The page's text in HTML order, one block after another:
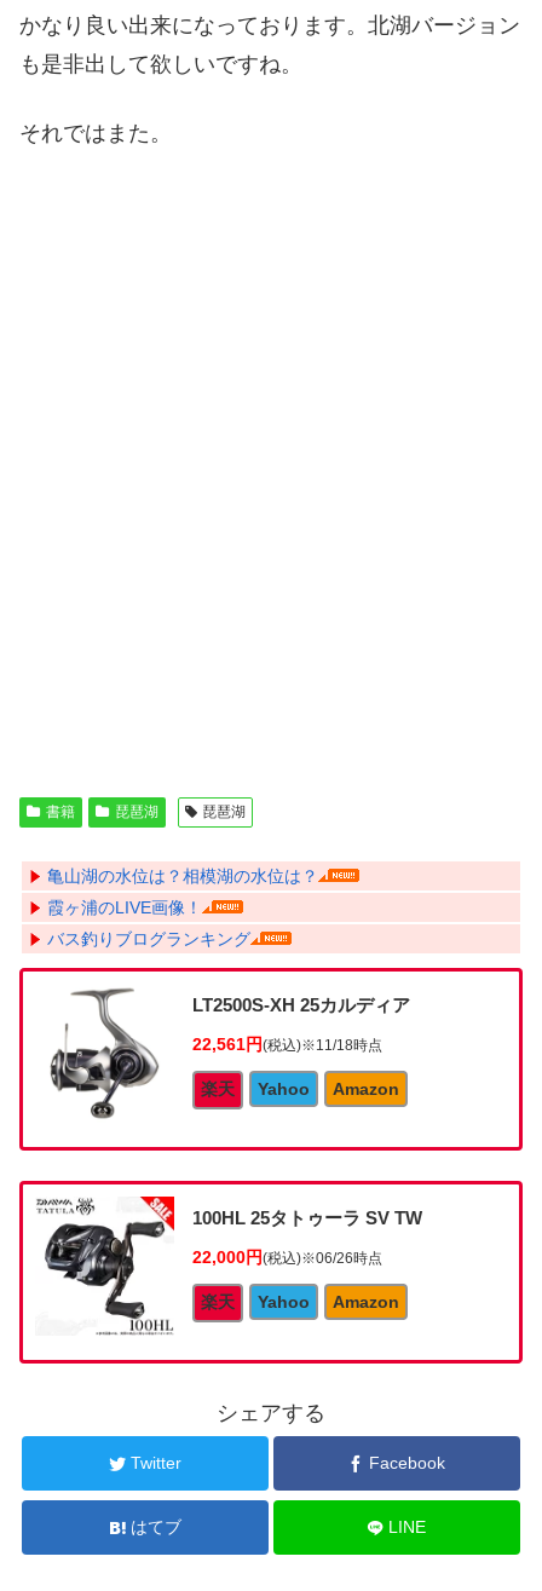
かなり良い出来になっております。北湖バージョン
も是非出して欲しいですね。
それではまた。
書籍 琵琶湖 琵琶湖
亀山湖の水位は？相模湖の水位は？
霞ヶ浦のLIVE画像！
バス釣りブログランキング
LT2500S-XH 25カルディア
22,561円(税込)※11/18時点
楽天 Yahoo Amazon
100HL 25タトゥーラ SV TW
22,000円(税込)※06/26時点
楽天 Yahoo Amazon
シェアする
Twitter Facebook
はてブ LINE